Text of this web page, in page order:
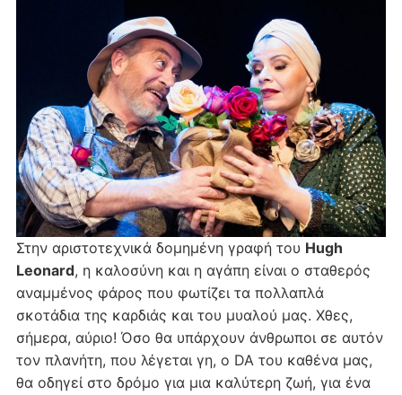
Στην αριστοτεχνικά δομημένη γραφή του Hugh
Leonard, η καλοσύνη και η αγάπη είναι ο σταθερός
αναμμένος φάρος που φωτίζει τα πολλαπλά
σκοτάδια της καρδιάς και του μυαλού μας. Χθες,
σήμερα, αύριο! Όσο θα υπάρχουν άνθρωποι σε αυτόν
τον πλανήτη, που λέγεται γη, ο DA του καθένα μας,
θα οδηγεί στο δρόμο για μια καλύτερη ζωή, για ένα